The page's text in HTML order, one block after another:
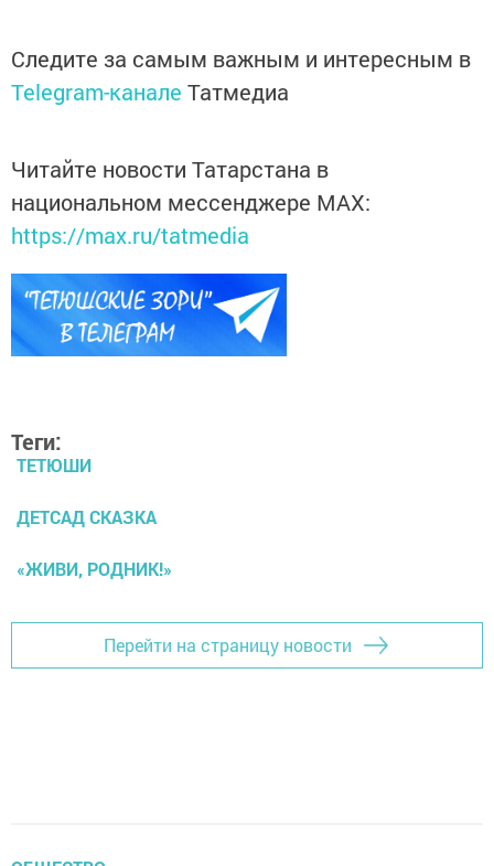
Следите за самым важным и интересным в
Telegram-канале Татмедиа
Читайте новости Татарстана в
национальном мессенджере MАХ:
https://max.ru/tatmedia
Теги:
ТЕТЮШИ
ДЕТСАД СКАЗКА
«ЖИВИ, РОДНИК!»
Перейти на страницу новости